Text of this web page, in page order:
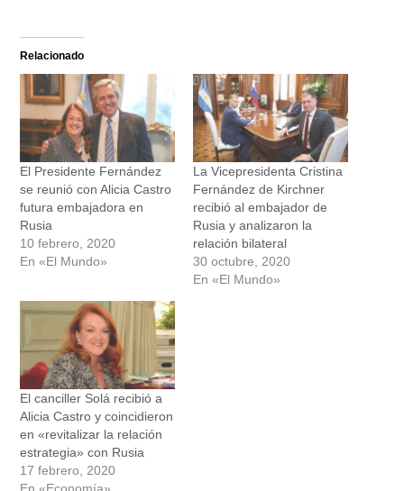
Relacionado
El Presidente Fernández
se reunió con Alicia Castro
futura embajadora en
Rusia
10 febrero, 2020
En «El Mundo»
La Vicepresidenta Cristina
Fernández de Kirchner
recibió al embajador de
Rusia y analizaron la
relación bilateral
30 octubre, 2020
En «El Mundo»
El canciller Solá recibió a
Alicia Castro y coincidieron
en «revitalizar la relación
estrategia» con Rusia
17 febrero, 2020